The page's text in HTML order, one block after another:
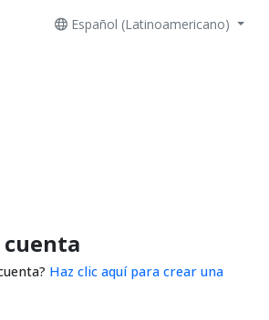
Español (Latinoamericano)
cuenta
Haz clic aquí para crear una